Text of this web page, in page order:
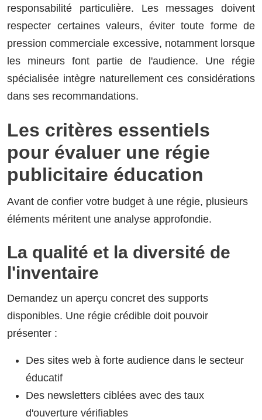
responsabilité particulière. Les messages doivent
respecter certaines valeurs, éviter toute forme de
pression commerciale excessive, notamment lorsque
les mineurs font partie de l'audience. Une régie
spécialisée intègre naturellement ces considérations
dans ses recommandations.
Les critères essentiels
pour évaluer une régie
publicitaire éducation
Avant de confier votre budget à une régie, plusieurs
éléments méritent une analyse approfondie.
La qualité et la diversité de
l'inventaire
Demandez un aperçu concret des supports
disponibles. Une régie crédible doit pouvoir
présenter :
Des sites web à forte audience dans le secteur
éducatif
Des newsletters ciblées avec des taux
d'ouverture vérifiables